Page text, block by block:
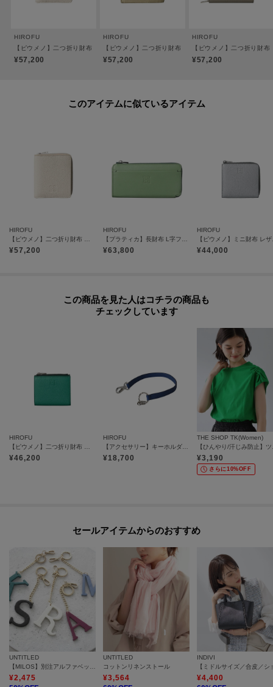
傷が比較的目立ちにくく、使うほどに柔らかさが増していく革本来の弾力を
愉しめる素材。
金具には、ジュエリーにも使用される高品質なパラディウムメッキを施して
＜Riri®社のスイス製ファスナー＞
シンプルで実用性に富んだ「プラティカ」。
角に丸みを持たせたフォルムはグループ共通の特徴。
【気になるアイテムは『お気に入り登録』がおすすめです】
お気に入りアイテムが、在庫残りわずか・再入荷などキャンペーン対象にな
※商品ご購入時にお渡しするお買上げ証明書にお取り扱い上のご注意とお手
入れについての表示がございますのでよくお読みください。
※照明の関係により、実際よりも色味が違って見える場合があります。ま
た、パソコン・スマートフォンなどの環境により、若干製品と画像のカラー
HIROFU
【ピウメノ】二つ折り財布 レザー コンパクトウォレット 本革（商品番号：P25-65310
¥57,200
HIROFU
【ピウメノ】二つ折り財布 レザー コンパクトウォレッ
¥57,200
HIROFU
【ピウメノ】二つ折り財
¥57,200
このアイテムに似ているアイテム
HIROFU
¥57,200
HIROFU
¥63,800
HIROFU
¥44,000
この商品を見た人はコチラの商品も
チェックしています
HIROFU
【ピウメノ】二つ折り財布 レザー コンパクトウォレット 本革（商品番号：P25－65512）
¥46,200
HIROFU
【アクセサリー】キーホルダー ストラップ レザー 本革（商品番号：P25-50012）
¥18,700
THE SHOP TK(Women)
【ひ
¥3,190
さらに10%OFF
セールアイテムからのおすすめ
UNTITLED
¥2,475
UNTITLED
コットンリネンストール
¥3,564
INDIVI
¥4,400